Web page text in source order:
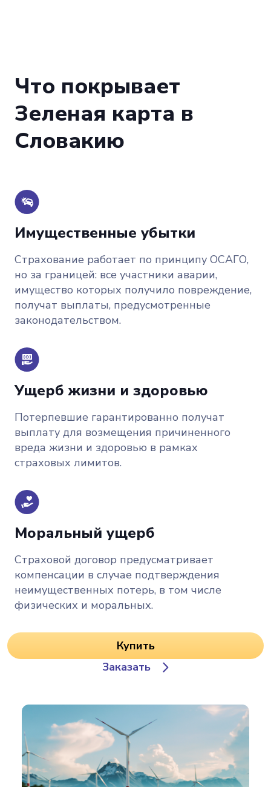
Что покрывает
Зеленая карта в
Словакию
Имущественные убытки
Страхование работает по принципу ОСАГО,
но за границей: все участники аварии,
имущество которых получило повреждение,
получат выплаты, предусмотренные
законодательством.
Ущерб жизни и здоровью
Потерпевшие гарантированно получат
выплату для возмещения причиненного
вреда жизни и здоровью в рамках
страховых лимитов.
Моральный ущерб
Страховой договор предусматривает
компенсации в случае подтверждения
неимущественных потерь, в том числе
физических и моральных.
Купить
Заказать